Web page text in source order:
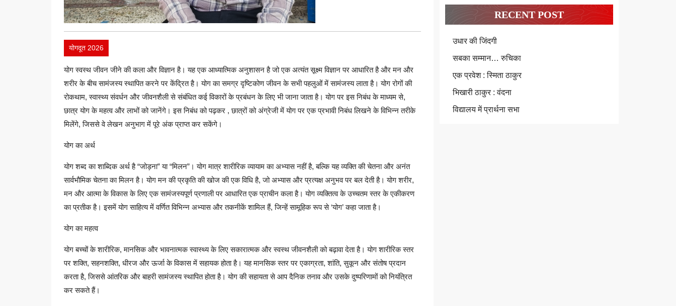
योगदूत 2026
योग स्वस्थ जीवन जीने की कला और विज्ञान है। यह एक आध्यात्मिक अनुशासन है जो एक अत्यंत सूक्ष्म विज्ञान पर आधारित है और मन और
शरीर के बीच सामंजस्य स्थापित करने पर केंद्रित है। योग का समग्र दृष्टिकोण जीवन के सभी पहलुओं में सामंजस्य लाता है। योग रोगों की
रोकथाम, स्वास्थ्य संवर्धन और जीवनशैली से संबंधित कई विकारों के प्रबंधन के लिए भी जाना जाता है। योग पर इस निबंध के माध्यम से,
छात्र योग के महत्व और लाभों को जानेंगे। इस निबंध को पढ़कर , छात्रों को अंग्रेजी में योग पर एक प्रभावी निबंध लिखने के विभिन्न तरीके
मिलेंगे, जिससे वे लेखन अनुभाग में पूरे अंक प्राप्त कर सकेंगे।
योग का अर्थ
योग शब्द का शाब्दिक अर्थ है “जोड़ना” या “मिलन”। योग मात्र शारीरिक व्यायाम का अभ्यास नहीं है, बल्कि यह व्यक्ति की चेतना और अनंत
सार्वभौमिक चेतना का मिलन है। योग मन की प्रकृति की खोज की एक विधि है, जो अभ्यास और प्रत्यक्ष अनुभव पर बल देती है। योग शरीर,
मन और आत्मा के विकास के लिए एक सामंजस्यपूर्ण प्रणाली पर आधारित एक प्राचीन कला है। योग व्यक्तित्व के उच्चतम स्तर के एकीकरण
का प्रतीक है। इसमें योग साहित्य में वर्णित विभिन्न अभ्यास और तकनीकें शामिल हैं, जिन्हें सामूहिक रूप से ‘योग’ कहा जाता है।
योग का महत्व
योग बच्चों के शारीरिक, मानसिक और भावनात्मक स्वास्थ्य के लिए सकारात्मक और स्वस्थ जीवनशैली को बढ़ावा देता है। योग शारीरिक स्तर
पर शक्ति, सहनशक्ति, धीरज और ऊर्जा के विकास में सहायक होता है। यह मानसिक स्तर पर एकाग्रता, शांति, सुकून और संतोष प्रदान
करता है, जिससे आंतरिक और बाहरी सामंजस्य स्थापित होता है। योग की सहायता से आप दैनिक तनाव और उसके दुष्परिणामों को नियंत्रित
कर सकते हैं।
RECENT POST
उधार की जिंदगी
सबका सम्मान… रुचिका
एक प्रवेश : स्मिता ठाकुर
भिखारी ठाकुर : वंदना
विद्यालय में प्रार्थना सभा